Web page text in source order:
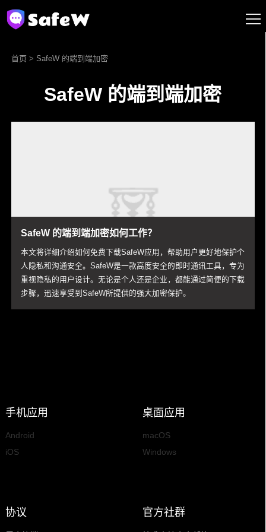
首页 > SafeW 的端到端加密
SafeW 的端到端加密
SafeW 的端到端加密如何工作？
本文将详细介绍如何免费下载SafeW应用，帮助用户更好地保护个
人隐私和沟通安全。SafeW是一款高度安全的即时通讯工具，专为
重视隐私的用户设计。无论是个人还是企业，都能通过简便的下载
步骤，迅速享受到SafeW所提供的强大加密保护。
手机应用
Android
iOS
桌面应用
macOS
Windows
协议 官方社群